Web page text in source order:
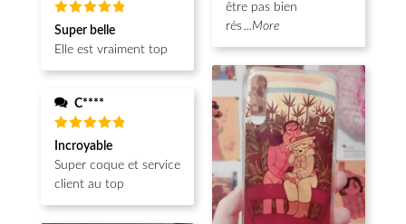
Note 5
sur 5
Super belle
Elle est vraiment top
C****
Note5
sur 5
Incroyable
Super coque et service
client au top
être pas bien
rés...More